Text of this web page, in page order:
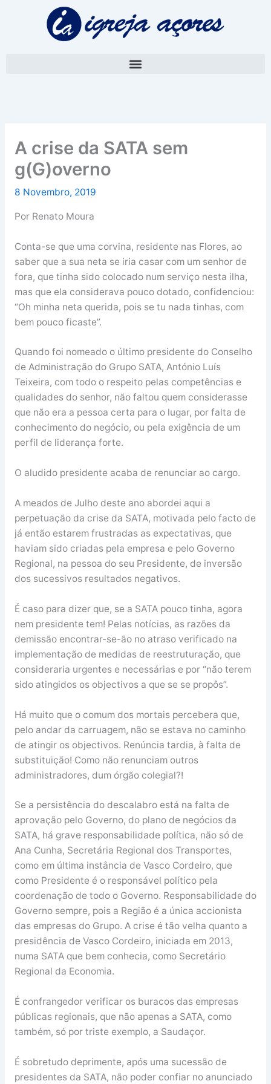
A crise da SATA sem
g(G)overno
8 Novembro, 2019
Por Renato Moura
Conta-se que uma corvina, residente nas Flores, ao
saber que a sua neta se iria casar com um senhor de
fora, que tinha sido colocado num serviço nesta ilha,
mas que ela considerava pouco dotado, confidenciou:
“Oh minha neta querida, pois se tu nada tinhas, com
bem pouco ficaste”.
Quando foi nomeado o último presidente do Conselho
de Administração do Grupo SATA, António Luís
Teixeira, com todo o respeito pelas competências e
qualidades do senhor, não faltou quem considerasse
que não era a pessoa certa para o lugar, por falta de
conhecimento do negócio, ou pela exigência de um
perfil de liderança forte.
O aludido presidente acaba de renunciar ao cargo.
A meados de Julho deste ano abordei aqui a
perpetuação da crise da SATA, motivada pelo facto de
já então estarem frustradas as expectativas, que
haviam sido criadas pela empresa e pelo Governo
Regional, na pessoa do seu Presidente, de inversão
dos sucessivos resultados negativos.
É caso para dizer que, se a SATA pouco tinha, agora
nem presidente tem! Pelas notícias, as razões da
demissão encontrar-se-ão no atraso verificado na
implementação de medidas de reestruturação, que
consideraria urgentes e necessárias e por “não terem
sido atingidos os objectivos a que se se propôs”.
Há muito que o comum dos mortais percebera que,
pelo andar da carruagem, não se estava no caminho
de atingir os objectivos. Renúncia tardia, à falta de
substituição! Como não renunciam outros
administradores, dum órgão colegial?!
Se a persistência do descalabro está na falta de
aprovação pelo Governo, do plano de negócios da
SATA, há grave responsabilidade política, não só de
Ana Cunha, Secretária Regional dos Transportes,
como em última instância de Vasco Cordeiro, que
como Presidente é o responsável político pela
coordenação de todo o Governo. Responsabilidade do
Governo sempre, pois a Região é a única accionista
das empresas do Grupo. A crise é tão velha quanto a
presidência de Vasco Cordeiro, iniciada em 2013,
numa SATA que bem conhecia, como Secretário
Regional da Economia.
É confrangedor verificar os buracos das empresas
públicas regionais, que não apenas a SATA, como
também, só por triste exemplo, a Saudaçor.
É sobretudo deprimente, após uma sucessão de
presidentes da SATA, não poder confiar no anunciado